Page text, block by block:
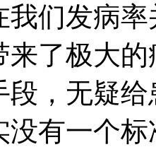
我们发病
来了极大
段，无疑
没有一个